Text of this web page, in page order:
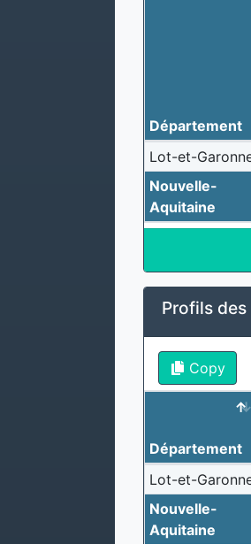
Département
Lot-et-
Nouvelle-
Aquitaine
Profils
Copy
Département
Lot-et-
Nouvelle-
Aquitaine